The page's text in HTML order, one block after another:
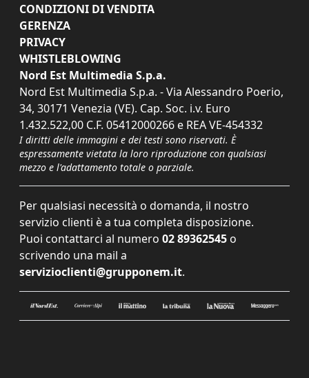
CONDIZIONI DI VENDITA
GERENZA
PRIVACY
WHISTLEBLOWING
Nord Est Multimedia S.p.a.
Nord Est Multimedia S.p.a. - Via Alessandro Poerio,
34, 30171 Venezia (VE). Cap. Soc. i.v. Euro
1.432.522,00 C.F. 05412000266 e REA VE-454332
I diritti delle immagini e dei testi sono riservati. È
espressamente vietata la loro riproduzione con qualsiasi
mezzo e l'adattamento totale o parziale.
Per qualsiasi necessità o domanda, il nostro
servizio clienti è a tua completa disposizione.
Puoi contattarci al numero 02 89362545 o
scrivendo una mail a
servizioclienti@grupponem.it.